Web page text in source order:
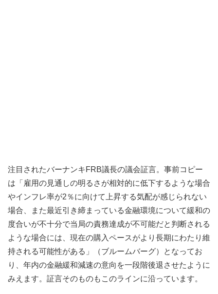
注目されたバーナンキFRB議長の議会証言。事前コピー
は「雇用の見通しの明るさが相対的に低下するような場合
やインフレ率が2％に向けて上昇する気配が感じられない
場合、また最近引き締まっている金融環境について緩和の
度合いが不十分で当局の責務達成が不可能だと判断される
ような場合には、現在の購入ペースがより長期にわたり維
持される可能性がある」（ブルームバーグ）となってお
り、年内の金融緩和減速の意向を一段階後退させたように
みえます。証言そのものもこのラインに沿っています。